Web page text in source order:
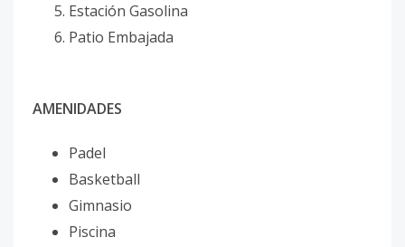
Estación Gasolina
Patio Embajada
AMENIDADES
Padel
Basketball
Gimnasio
Piscina